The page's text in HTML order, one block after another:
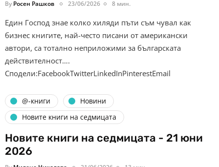
By Росен Рашков 23/06/2026 8 мин.
Един Господ знае колко хиляди пъти съм чувал как
бизнес книгите, най-често писани от американски
автори, са тотално неприложими за българската
действителност….
Сподели:FacebookTwitterLinkedInPinterestEmail
@-книги
Новини
Новите книги на седмицата
Новите книги на седмицата - 21 юни
2026